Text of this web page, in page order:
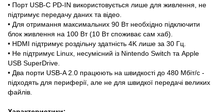
• Порт USB-C PD-IN використовується лише для живлення, не
підтримує передачу даних та відео.
• Для отримання максимальних 90 Вт необхідно підключити
блок живлення на 100 Вт (10 Вт споживає сам хаб).
• HDMI підтримує роздільну здатність 4K лише за 30 Гц.
• Не підтримує Linux, несумісний із Nintendo Switch та Apple
USB SuperDrive.
• Два порти USB-A 2.0 працюють на швидкості до 480 Мбіт/с -
підходять для периферії, але не для швидкої передачі великих
файлів.